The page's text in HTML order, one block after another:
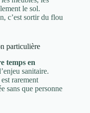
le sol.
c’est sortir du flou
particulière
temps en
sanitaire.
rarement
sans que personne